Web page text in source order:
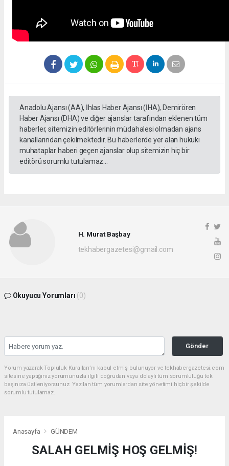
Anadolu Ajansı (AA), İhlas Haber Ajansı (İHA), Demirören
Haber Ajansı (DHA) ve diğer ajanslar tarafından eklenen tüm
haberler, sitemizin editörlerinin müdahalesi olmadan ajans
kanallarından çekilmektedir. Bu haberlerde yer alan hukuki
muhataplar haberi geçen ajanslar olup sitemizin hiç bir
editörü sorumlu tutulamaz...
H. Murat Başbay
tekhabergazetesi@gmail.com
Okuyucu Yorumları (0)
Gönder
Yorum yazarak Topluluk Kuralları’nı kabul etmiş bulunuyor ve tekhabergazetesi.com
sitesine yaptığınız yorumunuzla ilgili doğrudan veya dolaylı tüm sorumluluğu tek
başınıza üstleniyorsunuz. Yazılan tüm yorumlardan site yönetimi hiçbir şekilde
sorumlu tutulamaz.
Anasayfa GÜNDEM
SALAH GELMİŞ HOŞ GELMİŞ!